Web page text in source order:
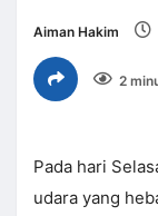
Aiman Hakim
2
Pada hari
udara yang